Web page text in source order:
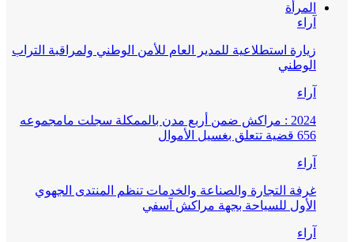
المرأة
آراء
زيارة استطلاعية للمدير العام للأمن الوطني ولمراقبة التراب
الوطني
آراء
2024 : مراكش ضمن أربع مدن بالممكلة سجلت مامجموعه
656 قضية تتعلق بغسيل الأموال
آراء
غرفة التجارة والصناعة والخدمات تنظم المنتدى الجهوي
الأول للسياحة بجهة مراكش آسفي
آراء